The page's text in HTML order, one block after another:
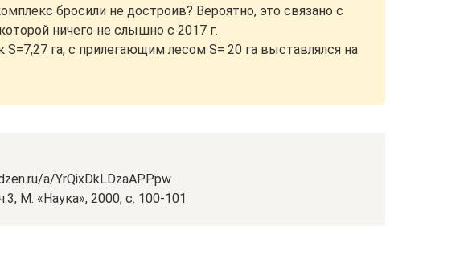
бросили не достроив? Вероятно, это связано с
ничего не слышно с 2017 г.
S=7,27 га, с прилегающим лесом S= 20 га выставлялся на
a/YrQixDkLDzaAPPpw
М. «Наука», 2000, с. 100-101